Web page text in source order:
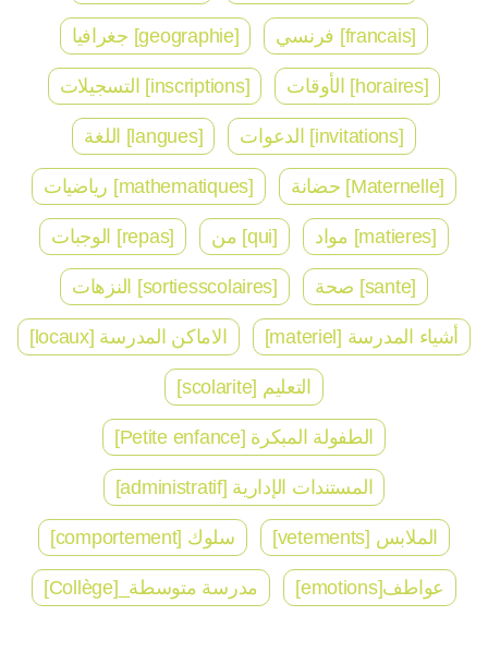
[francais] فرنسي [geographie] جغرافيا
[horaires] الأوقات [inscriptions] التسجيلات
[invitations] الدعوات [langues] اللغة
[Maternelle] حضانة [mathematiques] رياضيات
[matieres] مواد [qui] من [repas] الوجبات
[sante] صحة [sortiesscolaires] النزهات
أشياء المدرسة [materiel] الاماكن المدرسة [locaux]
التعليم [scolarite]
الطفولة المبكرة [Petite enfance]
المستندات الإدارية [administratif]
الملابس [vetements] سلوك [comportement]
عواطف[emotions] مدرسة متوسطة_[Collège]